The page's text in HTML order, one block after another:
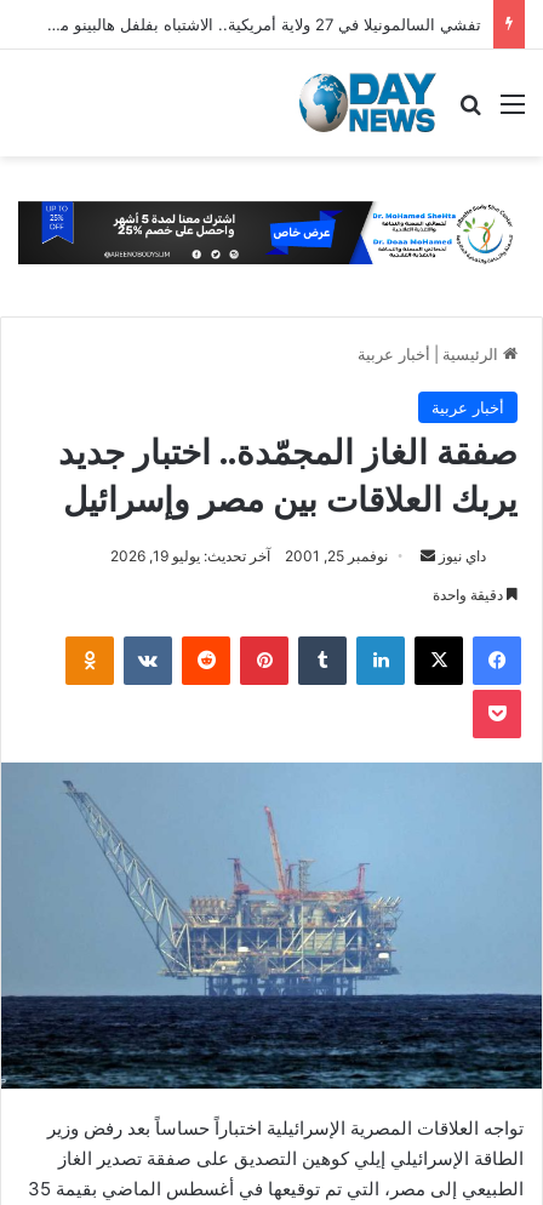
تفشي السالمونيلا في 27 ولاية أمريكية.. الاشتباه بفلفل هالبينو مستورد من المكسيك
القائمة بحث عن
الرئيسية أخبار عربية
أخبار عربية
صفقة الغاز المجمّدة.. اختبار جديد
يربك العلاقات بين مصر وإسرائيل
داي نيوز
أرسل نوفمبر 25, 2001 آخر تحديث: يوليو 19, 2026
دقيقة واحدة
فيسبوك ‫X لينكدإن بينتيريست
‫Pocket
تواجه العلاقات المصرية الإسرائيلية اختباراً حساساً بعد رفض وزير
الطاقة الإسرائيلي إيلي كوهين التصديق على صفقة تصدير الغاز
الطبيعي إلى مصر، التي تم توقيعها في أغسطس الماضي بقيمة 35